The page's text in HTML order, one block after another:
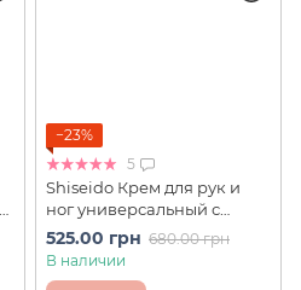
−23%
5
Shiseido Крем для рук и
ног универсальный с
мочевиной и
аминокислотами Urea
525.00 грн 680.00 грн
В наличии